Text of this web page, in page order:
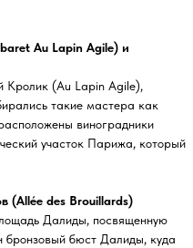
Au Lapin Agile) и
(Au Lapin Agile),
такие мастера как
виноградники
участок Парижа, который
(Allée des Brouillards)
Далиды, посвященную
бронзовый бюст Далиды, куда